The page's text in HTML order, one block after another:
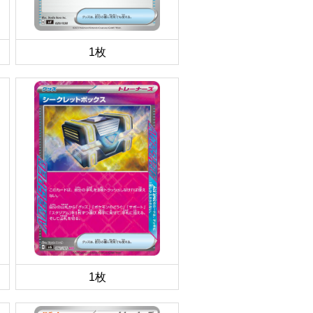
1枚
1枚